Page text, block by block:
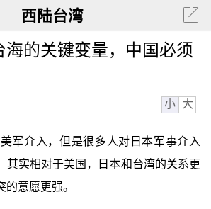
西陆台湾
海的关键变量，中国必须
小 大
军介入，但是很多人对日本军事介入
其实相对于美国，日本和台湾的关系更
意愿更强。